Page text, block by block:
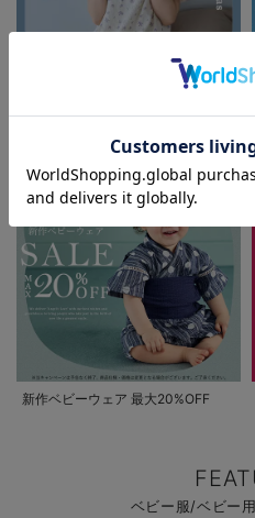
新作ベビーウェア 最大20%OFF
ベビー服/ベビー
お気に入り商